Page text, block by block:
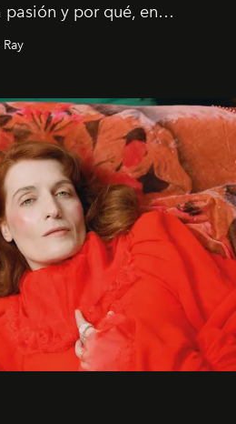
y por qué, en
puede esperar. “Es
confiesa.